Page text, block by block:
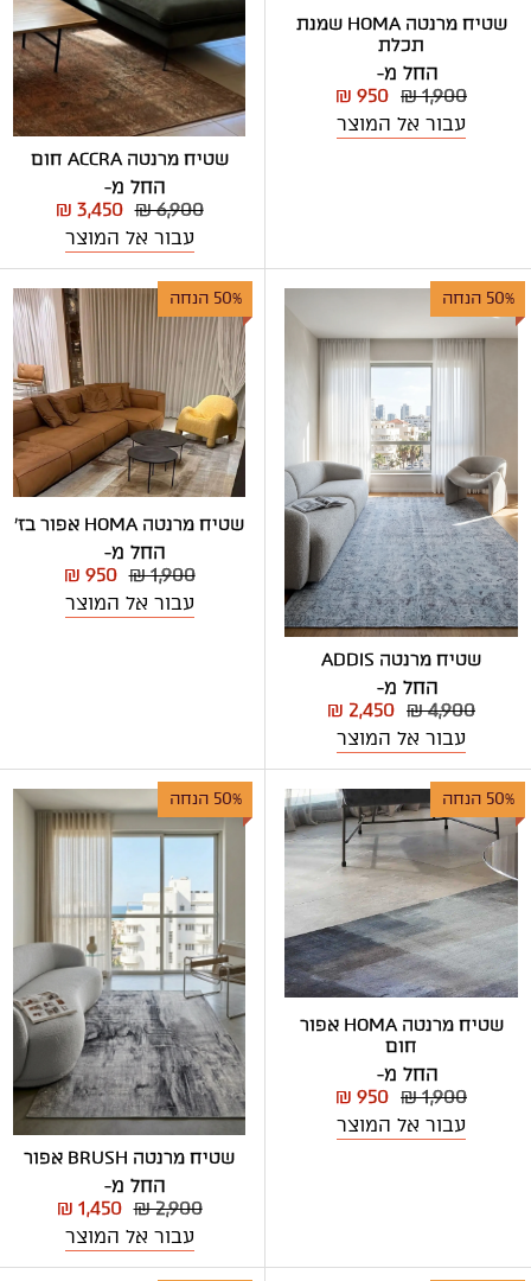
שטיח מרנטה HOMA שמנת
תכלת
החל מ-
₪ 1,900
₪ 950
עבור אל המוצר
שטיח מרנטה ACCRA חום
החל מ-
₪ 6,900
₪ 3,450
עבור אל המוצר
50% הנחה
שטיח מרנטה ADDIS
החל מ-
₪ 4,900
₪ 2,450
עבור אל המוצר
50% הנחה
שטיח מרנטה HOMA אפור בז'
החל מ-
₪ 1,900
₪ 950
עבור אל המוצר
50% הנחה
שטיח מרנטה HOMA אפור
חום
החל מ-
₪ 1,900
₪ 950
עבור אל המוצר
50% הנחה
שטיח מרנטה BRUSH אפור
החל מ-
₪ 2,900
₪ 1,450
עבור אל המוצר